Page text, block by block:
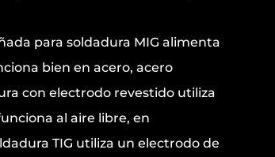
para soldadura MIG alimenta
bien en acero, acero
con electrodo revestido utiliza
al aire libre, en
TIG utiliza un electrodo de